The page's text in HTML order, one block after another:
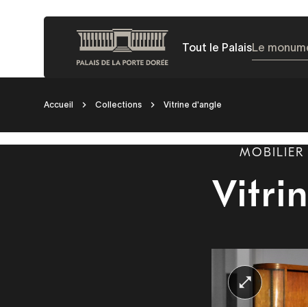
principal
Tout le PalaisLe
Fil
d'Ariane
Accueil Collections Vitrine d'angle
MOBILIER